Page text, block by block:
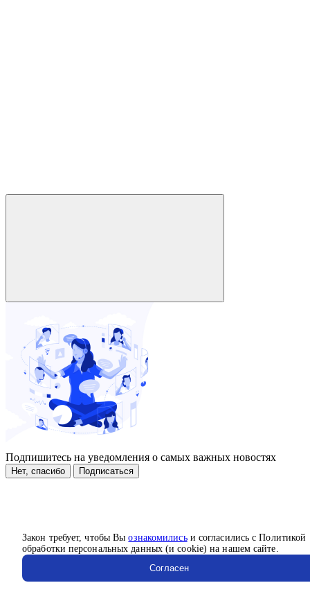
Закон требует, чтобы Выознакомилисьи согласились с Политикой
обработки персональных данных (и cookie) на нашем сайте.
Согласен
Подпишитесь на уведомления о самых важных новостях
Нет, спасибо Подписаться